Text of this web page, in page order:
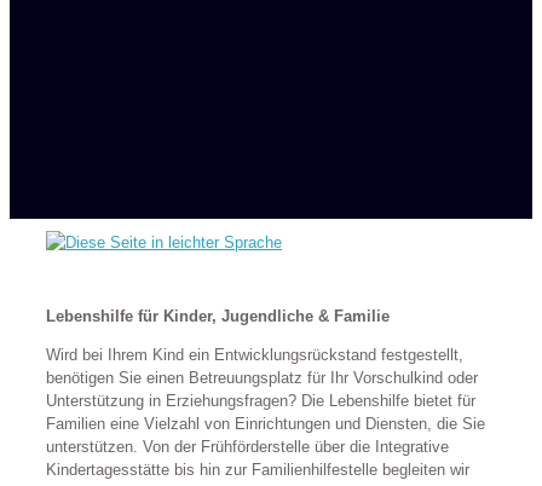
Lebenshilfe für Kinder, Jugendliche & Familie
Wird bei Ihrem Kind ein Entwicklungsrückstand festgestellt,
benötigen Sie einen Betreuungsplatz für Ihr Vorschulkind oder
Unterstützung in Erziehungsfragen? Die Lebenshilfe bietet für
Familien eine Vielzahl von Einrichtungen und Diensten, die Sie
unterstützen. Von der Frühförderstelle über die Integrative
Kindertagesstätte bis hin zur Familienhilfestelle begleiten wir